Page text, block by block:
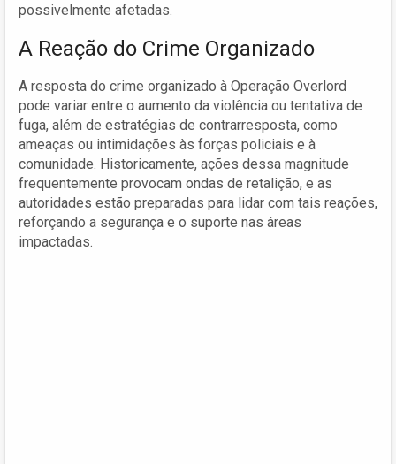
possivelmente afetadas.
A Reação do Crime Organizado
A resposta do crime organizado à Operação Overlord
pode variar entre o aumento da violência ou tentativa de
fuga, além de estratégias de contrarresposta, como
ameaças ou intimidações às forças policiais e à
comunidade. Historicamente, ações dessa magnitude
frequentemente provocam ondas de retalição, e as
autoridades estão preparadas para lidar com tais reações,
reforçando a segurança e o suporte nas áreas
impactadas.